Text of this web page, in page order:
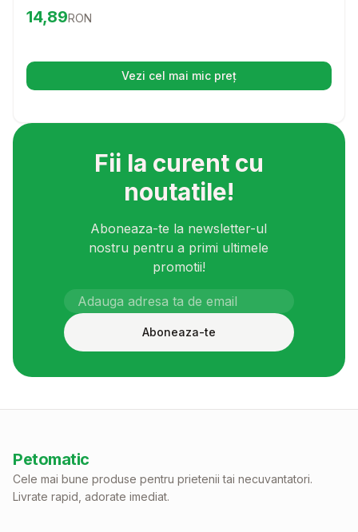
face ingrijirea dintilor o experienta placuta si usoara, atat
Preț:14.89
14,89RON
Vezi cel mai mic preț(se deschide într-o filă nouă)
Fii la curent cu
noutatile!
Aboneaza-te la newsletter-ul
nostru pentru a primi ultimele
promotii!
Aboneaza-te
Petomatic
Cele mai bune produse pentru prietenii tai necuvantatori.
Livrate rapid, adorate imediat.